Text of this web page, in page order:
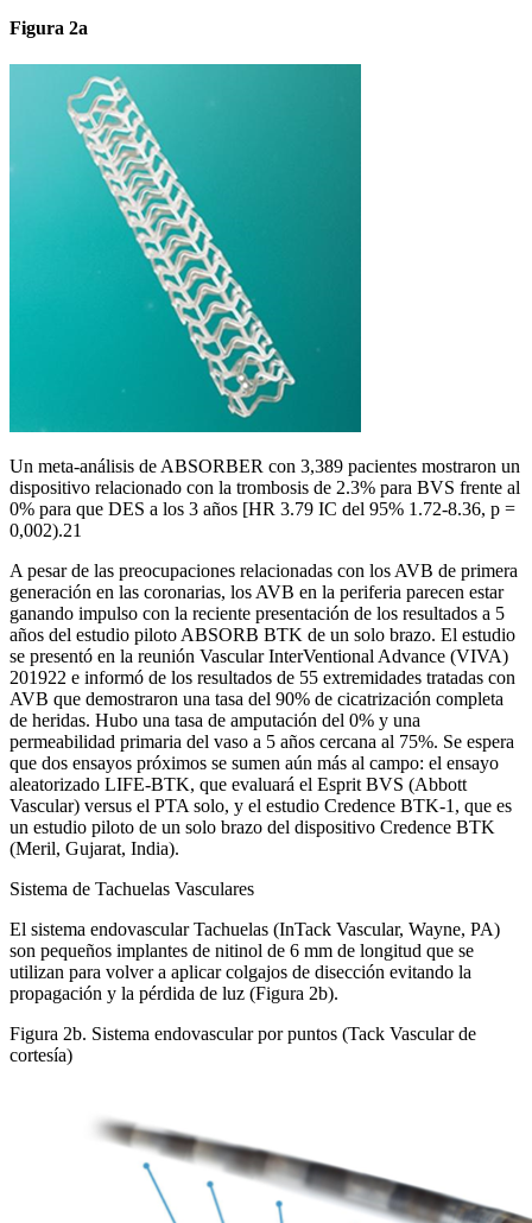
Figura 2a
Un meta-análisis de ABSORBER con 3,389 pacientes mostraron un
dispositivo relacionado con la trombosis de 2.3% para BVS frente al
0% para que DES a los 3 años [HR 3.79 IC del 95% 1.72-8.36, p =
0,002).21
A pesar de las preocupaciones relacionadas con los AVB de primera
generación en las coronarias, los AVB en la periferia parecen estar
ganando impulso con la reciente presentación de los resultados a 5
años del estudio piloto ABSORB BTK de un solo brazo. El estudio
se presentó en la reunión Vascular InterVentional Advance (VIVA)
201922 e informó de los resultados de 55 extremidades tratadas con
AVB que demostraron una tasa del 90% de cicatrización completa
de heridas. Hubo una tasa de amputación del 0% y una
permeabilidad primaria del vaso a 5 años cercana al 75%. Se espera
que dos ensayos próximos se sumen aún más al campo: el ensayo
aleatorizado LIFE-BTK, que evaluará el Esprit BVS (Abbott
Vascular) versus el PTA solo, y el estudio Credence BTK-1, que es
un estudio piloto de un solo brazo del dispositivo Credence BTK
(Meril, Gujarat, India).
Sistema de Tachuelas Vasculares
El sistema endovascular Tachuelas (InTack Vascular, Wayne, PA)
son pequeños implantes de nitinol de 6 mm de longitud que se
utilizan para volver a aplicar colgajos de disección evitando la
propagación y la pérdida de luz (Figura 2b).
Figura 2b. Sistema endovascular por puntos (Tack Vascular de
cortesía)